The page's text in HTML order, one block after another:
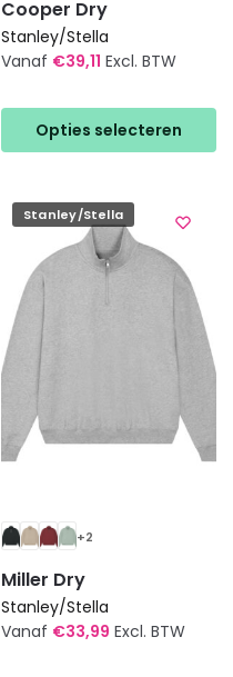
Cooper Dry
Stanley/Stella
Vanaf €39,11 Excl. BTW
Opties selecteren
product
heeft
variaties.
Deze
optie
kan
gekozen
worden
op
productpagina
Stanley/Stella
+2
Miller Dry
Stanley/Stella
Vanaf €33,99 Excl. BTW